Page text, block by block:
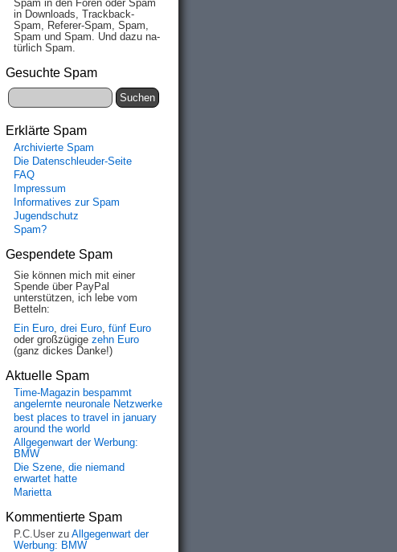
Spam in den Fo­ren oder Spam
in Down­loads, Track­back-
Spam, Re­fe­rer-Spam, Spam,
Spam und Spam. Und da­zu na­
tür­lich Spam.
Gesuchte Spam
Erklärte Spam
Archivierte Spam
Die Datenschleuder-Seite
FAQ
Impressum
Informatives zur Spam
Jugendschutz
Spam?
Gespendete Spam
Sie können mich mit einer
Spende über PayPal
unterstützen, ich lebe vom
Betteln:
Ein Euro, drei Euro, fünf Euro
oder großzügige zehn Euro
(ganz dickes Danke!)
Aktuelle Spam
Time-Magazin bespammt
angelernte neuronale Netzwerke
best places to travel in january
around the world
Allgegenwart der Werbung:
BMW
Die Szene, die niemand
erwartet hatte
Marietta
Kommentierte Spam
P.C.User zu Allgegenwart der
Werbung: BMW